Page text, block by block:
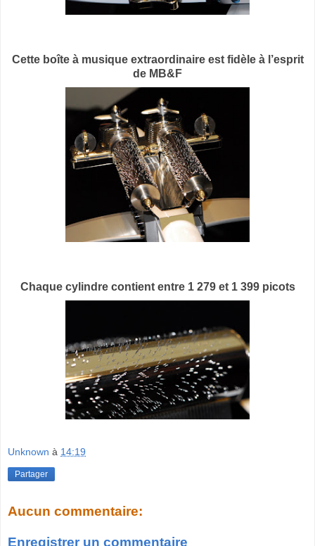
Cette boîte à musique extraordinaire est fidèle à l’esprit
de MB&F
Chaque cylindre contient entre 1 279 et 1 399 picots
Unknown à 14:19
Partager
Aucun commentaire:
Enregistrer un commentaire